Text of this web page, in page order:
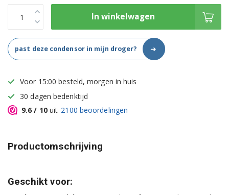
In winkelwagen
past deze condensor in mijn droger? ➜
Voor 15:00 besteld, morgen in huis
30 dagen bedenktijd
9.6 / 10uit 2100 beoordelingen
Productomschrijving
Geschikt voor: